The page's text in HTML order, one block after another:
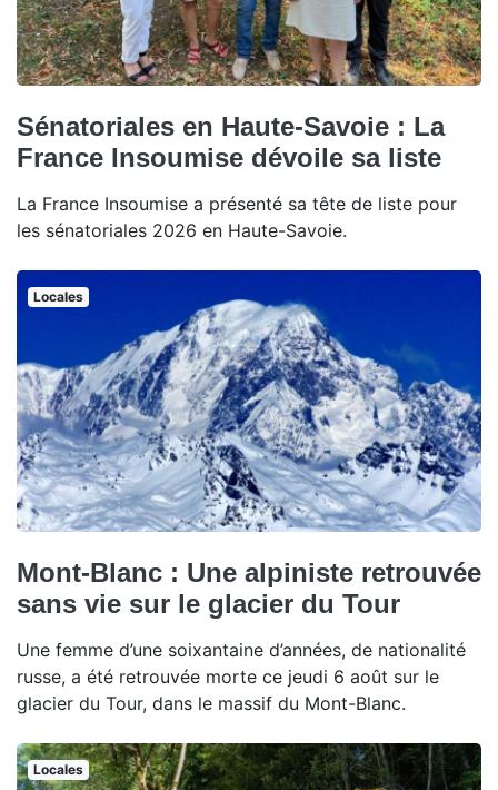
Sénatoriales en Haute-Savoie : La
France Insoumise dévoile sa liste
La France Insoumise a présenté sa tête de liste pour
les sénatoriales 2026 en Haute-Savoie.
Locales
Mont-Blanc : Une alpiniste retrouvée
sans vie sur le glacier du Tour
Une femme d’une soixantaine d’années, de nationalité
russe, a été retrouvée morte ce jeudi 6 août sur le
glacier du Tour, dans le massif du Mont-Blanc.
Locales